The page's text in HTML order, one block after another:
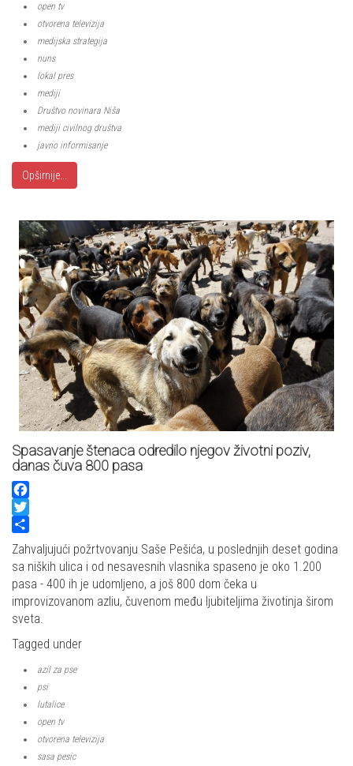
open tv
otvorena televizija
medijska strategija
nuns
lokal pres
mediji
Društvo novinara Niša
mediji civilnog društva
javno informisanje
Opširnije...
Spasavanje štenaca odredilo njegov životni poziv,
danas čuva 800 pasa
Facebook
Twitter
Share
Zahvaljujući požrtvovanju Saše Pešića, u poslednjih deset godina
sa niških ulica i od nesavesnih vlasnika spaseno je oko 1.200
pasa - 400 ih je udomljeno, a još 800 dom čeka u
improvizovanom azliu, čuvenom među ljubiteljima životinja širom
sveta.
Tagged under
azil za pse
psi
lutalice
open tv
otvorena televizija
sasa pesic